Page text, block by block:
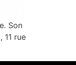
Son
11 rue